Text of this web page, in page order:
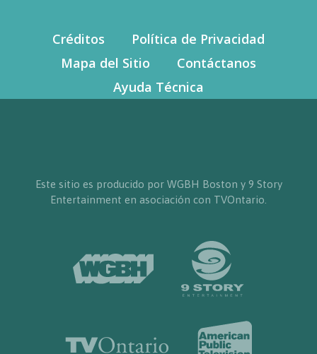
Créditos
Política de Privacidad
Mapa del Sitio
Contáctanos
Ayuda Técnica
Este sitio es producido por WGBH Boston y 9 Story
Entertainment en asociación con TVOntario.